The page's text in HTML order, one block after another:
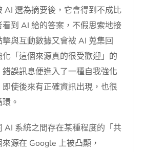
AI 選為摘要後，它會得到不成比
到 AI 給的答案，不假思索地接
與互動數據又會被 AI 蒐集回
「這個來源真的很受歡迎」的
誤訊息便進入了一種自我強化
使後來有正確資訊出現，也很
。
AI 系統之間存在某種程度的「共
源在 Google 上被凸顯，